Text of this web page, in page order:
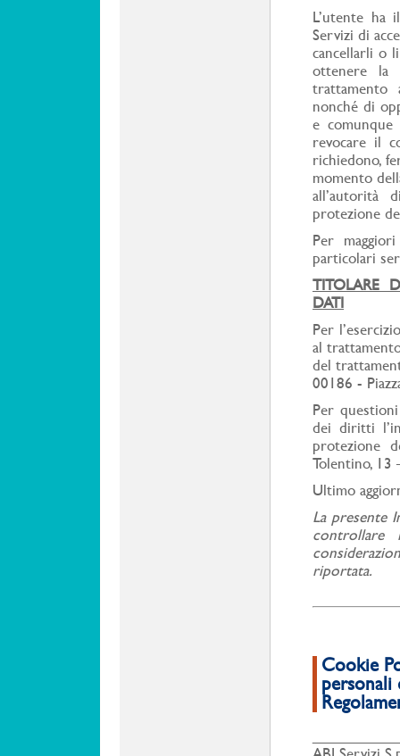
L’utente
Servizi di
cancellarli o
ottenere
trattamento
nonché di
e
revocare il
richiedono,
momento
all’autorità
protezione
Per
particolari
TITOLARE
DATI
Per
al
del
00186 -
Per
dei diritti
protezione
Tolentino,
Ultimo
La presente
controllare
riportata.
Cookie
personali